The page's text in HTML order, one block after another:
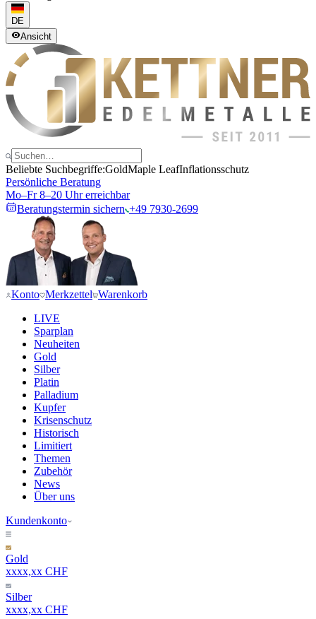
DE
Ansicht
Beliebte Suchbegriffe:GoldMaple LeafInflationsschutz
Persönliche Beratung
Mo–Fr 8–20 Uhr erreichbar
Beratungstermin sichern +49 7930-2699
Konto Merkzettel Warenkorb
LIVE
Sparplan
Neuheiten
Gold
Silber
Platin
Palladium
Kupfer
Krisenschutz
Historisch
Limitiert
Themen
Zubehör
News
Über uns
Kundenkonto
Gold
xxxx,xx CHF
Silber
xxxx,xx CHF